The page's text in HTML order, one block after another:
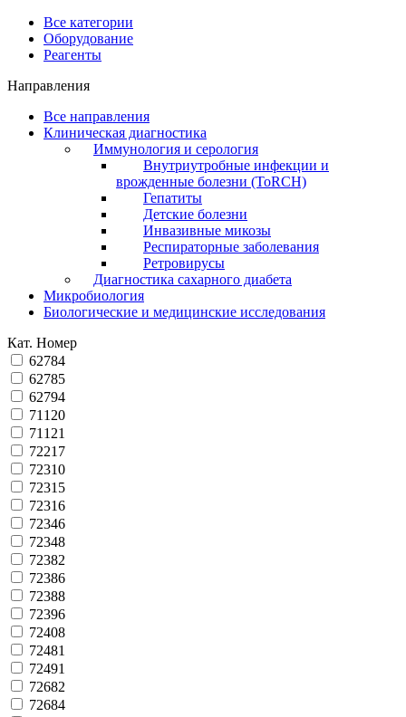
Все категории
Оборудование
Реагенты
Направления
Все направления
Клиническая диагностика
Иммунология и серология
Внутриутробные инфекции и
врожденные болезни (ToRCH)
Гепатиты
Детские болезни
Инвазивные микозы
Респираторные заболевания
Ретровирусы
Диагностика сахарного диабета
Микробиология
Биологические и медицинские исследования
Кат. Номер
62784
62785
62794
71120
71121
72217
72310
72315
72316
72346
72348
72382
72386
72388
72396
72408
72481
72491
72682
72684